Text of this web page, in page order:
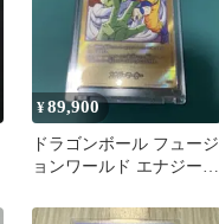
¥89,900
ドラゴンボール フュージ
ョンワールド エナジーマ
ル